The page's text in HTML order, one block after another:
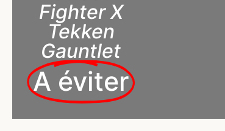
Fighter X
Tekken
Gauntlet
A éviter